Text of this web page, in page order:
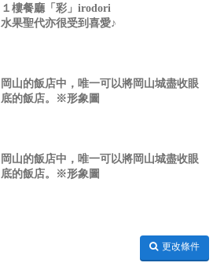
１樓餐廳「彩」irodori
水果聖代亦很受到喜愛♪
岡山的飯店中，唯一可以將岡山城盡收眼
底的飯店。※形象圖
岡山的飯店中，唯一可以將岡山城盡收眼
底的飯店。※形象圖
更改條件